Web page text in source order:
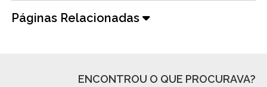
Páginas Relacionadas
ENCONTROU O QUE PROCURAVA?